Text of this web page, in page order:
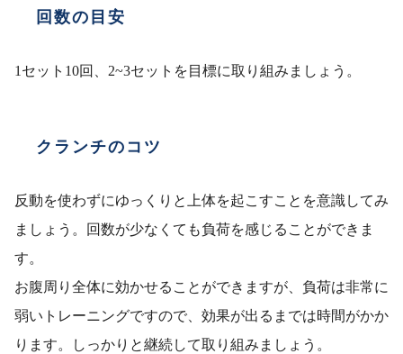
回数の目安
1セット10回、2~3セットを目標に取り組みましょう。
クランチのコツ
反動を使わずにゆっくりと上体を起こすことを意識してみ
ましょう。回数が少なくても負荷を感じることができま
す。
お腹周り全体に効かせることができますが、負荷は非常に
弱いトレーニングですので、効果が出るまでは時間がかか
ります。しっかりと継続して取り組みましょう。